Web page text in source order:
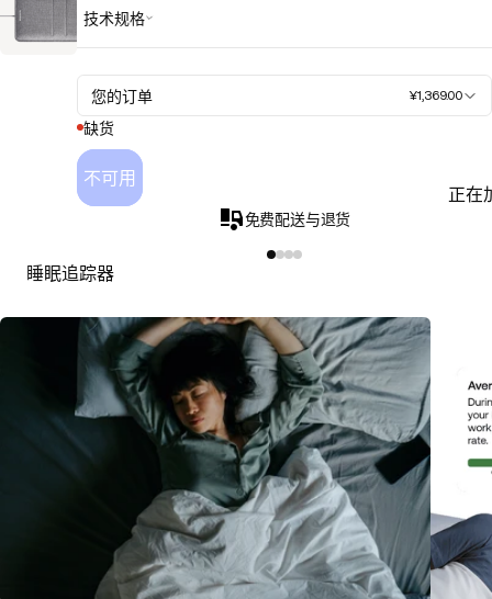
正在
技术规格
您的订单 ¥1,369.00
缺货
不可用
免费配送与退货
睡眠追踪器